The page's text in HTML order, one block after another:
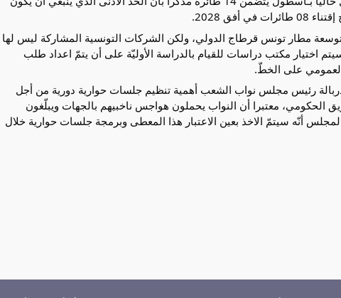
مطار تونس قرطاج الدولي، ولكن الشركات التونسية المشاركة ليس لها
اختيار مكتب دراسات للقيام بالدراسة الأوليّة على أن يتمّ اعداد طلب
على الخطّ.
رئيس مجلس نواب الشعب أهمية تنظيم جلسات حوارية دورية من أجل
الحكومي، معتبرا أن النواب يحملون هواجس ناخبيهم بالجهات ويبلّغون
أنّه سيتمّ الاخذ بعين الاعتبار هذا المعطى وبرمجة جلسات حوارية خلال